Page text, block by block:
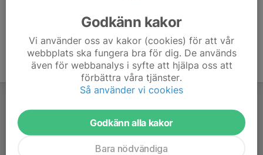
Godkänn kakor
Vi använder oss av kakor (cookies) för att vår
webbplats ska fungera bra för dig. De används
även för webbanalys i syfte att hjälpa oss att
förbättra våra tjänster.
Så använder vi cookies
Godkänn alla kakor
Bara nödvändiga